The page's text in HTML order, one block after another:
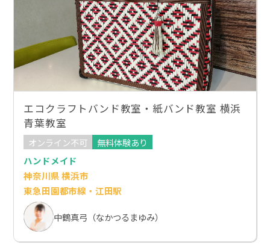
エコクラフトバンド教室・紙バンド教室 横浜
青葉教室
オンライン不可
無料体験あり
ハンドメイド
神奈川県 横浜市
東急田園都市線・江田駅
中鶴真弓（なかつるまゆみ）